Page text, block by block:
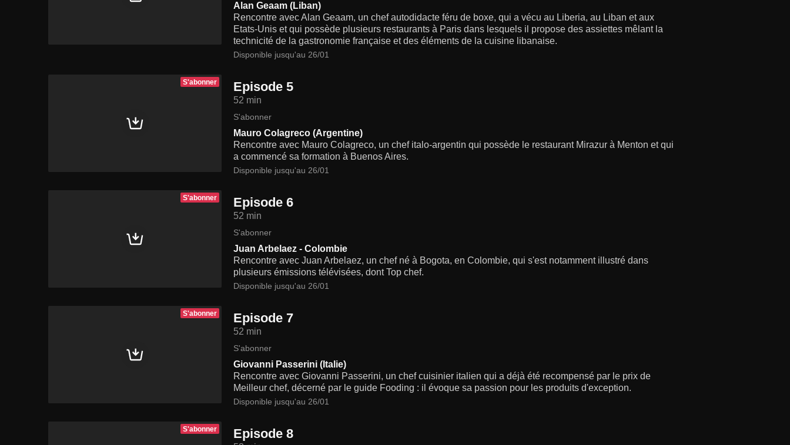
Alan Geaam (Liban)
Rencontre avec Alan Geaam, un chef autodidacte féru de boxe, qui a vécu au Liberia, au Liban et aux
Etats-Unis et qui possède plusieurs restaurants à Paris dans lesquels il propose des assiettes mêlant la
technicité de la gastronomie française et des éléments de la cuisine libanaise.
Disponible jusqu'au 26/01
S'abonner Episode 5
52 min
S'abonner
Mauro Colagreco (Argentine)
Rencontre avec Mauro Colagreco, un chef italo-argentin qui possède le restaurant Mirazur à Menton et qui
a commencé sa formation à Buenos Aires.
Disponible jusqu'au 26/01
S'abonner Episode 6
52 min
S'abonner
Juan Arbelaez - Colombie
Rencontre avec Juan Arbelaez, un chef né à Bogota, en Colombie, qui s'est notamment illustré dans
plusieurs émissions télévisées, dont Top chef.
Disponible jusqu'au 26/01
S'abonner Episode 7
52 min
S'abonner
Giovanni Passerini (Italie)
Rencontre avec Giovanni Passerini, un chef cuisinier italien qui a déjà été recompensé par le prix de
Meilleur chef, décerné par le guide Fooding : il évoque sa passion pour les produits d'exception.
Disponible jusqu'au 26/01
S'abonner Episode 8